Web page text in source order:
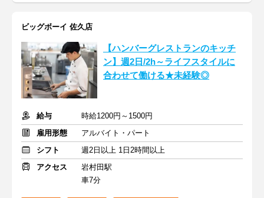
ビッグボーイ 佐久店
【ハンバーグレストランのキッチ
ン】週2日/2h～ライフスタイルに
合わせて働ける★未経験◎
給与
時給1200円～1500円
雇用形態
アルバイト・パート
シフト
週2日以上 1日2時間以上
アクセス
岩村田駅
車7分